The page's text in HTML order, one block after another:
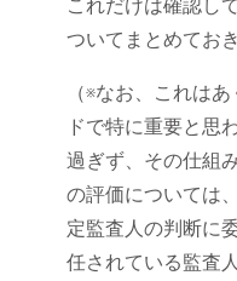
ついてまとめてお
（※なお、これは
ドで特に重要と思
過ぎず、その仕組
の評価については
定監査人の判断に
任されている監査